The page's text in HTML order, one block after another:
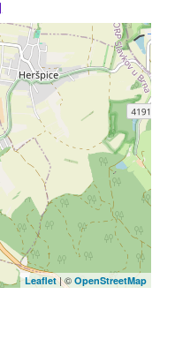
Leaflet| © OpenStreetMap